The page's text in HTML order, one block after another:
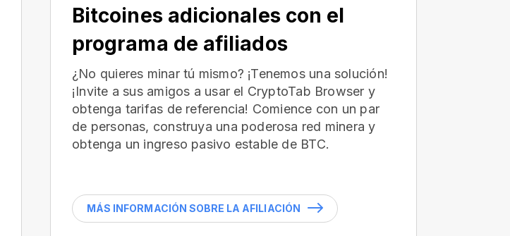
Bitcoines adicionales con el
programa de afiliados
¿No quieres minar tú mismo? ¡Tenemos una solución!
¡Invite a sus amigos a usar el CryptoTab Browser y
obtenga tarifas de referencia! Comience con un par
de personas, construya una poderosa red minera y
obtenga un ingreso pasivo estable de BTC.
MÁS INFORMACIÓN SOBRE LA AFILIACIÓN